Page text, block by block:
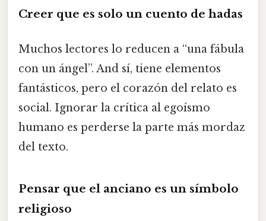
Creer que es solo un cuento de hadas
Muchos lectores lo reducen a “una fábula
con un ángel”. And sí, tiene elementos
fantásticos, pero el corazón del relato es
social. Ignorar la crítica al egoísmo
humano es perderse la parte más mordaz
del texto.
Pensar que el anciano es un símbolo
religioso